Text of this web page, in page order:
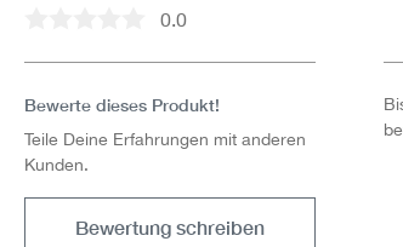
Durchschnittliche Bewertung von 0 von 5
0.0
Bewerte dieses Produkt!
Teile Deine Erfahrungen mit anderen
Kunden.
Bewertung schreiben